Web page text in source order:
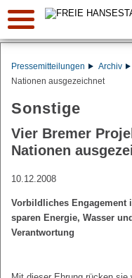
Suche:
Pressemitteilungen Archiv
Nationen ausgezeichnet
Sonstige
Vier Bremer
Nationen
10.12.2008
Vorbildliches Engagement
sparen Energie, Wasser
Verantwortung